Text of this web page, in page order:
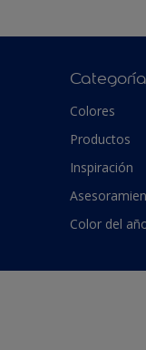
Colores
Productos
Inspiración
Color del